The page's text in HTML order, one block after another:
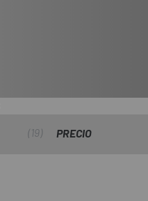
19 PRECIO